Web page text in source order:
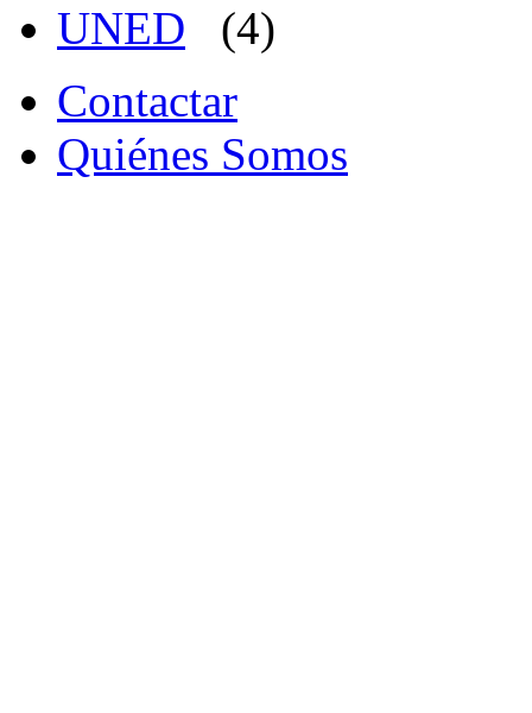
UNED
(4)
Contactar
Quiénes Somos